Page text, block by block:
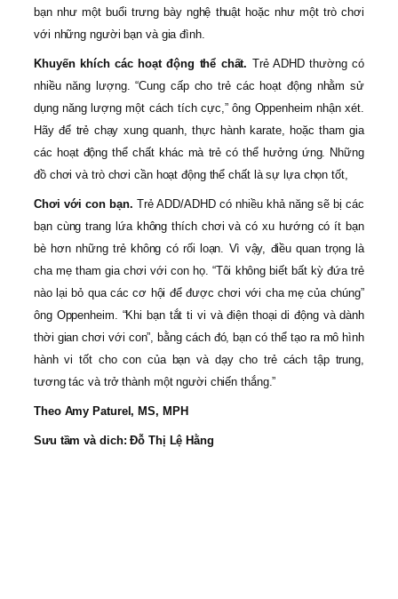
bạn như một buổi trưng bày nghệ thuật hoặc như một trò chơi
với những người bạn và gia đình.
Khuyến khích các hoạt động thể chất. Trẻ ADHD thường có
nhiều năng lượng. “Cung cấp cho trẻ các hoạt động nhằm sử
dụng năng lượng một cách tích cực,” ông Oppenheim nhận xét.
Hãy để trẻ chạy xung quanh, thực hành karate, hoặc tham gia
các hoạt động thể chất khác mà trẻ có thể hưởng ứng. Những
đồ chơi và trò chơi cần hoạt động thể chất là sự lựa chọn tốt,
Chơi với con bạn.Trẻ ADD/ADHD có nhiều khả năng sẽ bị các
bạn cùng trang lứa không thích chơi và có xu hướng có ít bạn
bè hơn những trẻ không có rối loạn. Vì vậy, điều quan trọng là
cha mẹ tham gia chơi với con họ. “Tôi không biết bất kỳ đứa trẻ
nào lại bỏ qua các cơ hội để được chơi với cha mẹ của chúng”
ông Oppenheim. “Khi bạn tắt ti vi và điện thoại di động và dành
thời gian chơi với con”, bằng cách đó, bạn có thể tạo ra mô hình
hành vi tốt cho con của bạn và dạy cho trẻ cách tập trung,
tương tác và trở thành một người chiến thắng.”
Theo Amy Paturel, MS, MPH
Sưu tầm và dich: Đỗ Thị Lệ Hằng